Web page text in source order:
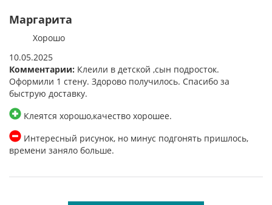
Маргарита
Хорошо
10.05.2025
Комментарии: Клеили в детской ,сын подросток.
Оформили 1 стену. Здорово получилось. Спасибо за
быструю доставку.
Клеятся хорошо,качество хорошее.
Интересный рисунок, но минус подгонять пришлось,
времени заняло больше.